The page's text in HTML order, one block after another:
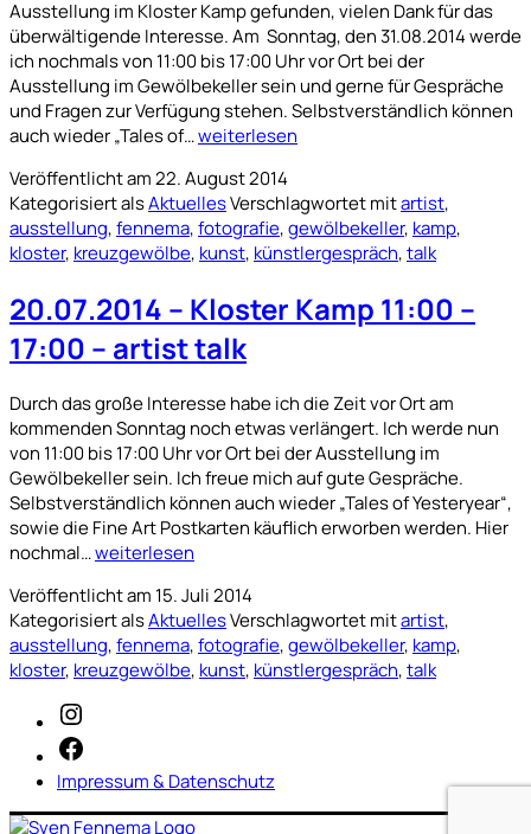
Ausstellung im Kloster Kamp gefunden, vielen Dank für das
überwältigende Interesse. Am Sonntag, den 31.08.2014 werde
ich nochmals von 11:00 bis 17:00 Uhr vor Ort bei der
Ausstellung im Gewölbekeller sein und gerne für Gespräche
und Fragen zur Verfügung stehen. Selbstverständlich können
auch wieder „Tales of…31.08.2014
Kloster
Kamp
11:00
–
–
artist
talk
weiterlesen
Veröffentlicht am22. August 2014
Kategorisiert alsAktuellesVerschlagwortet mitartist,
ausstellung,fennema,fotografie,gewölbekeller, kamp,
kloster, kreuzgewölbe, kunst, künstlergespräch,talk
20.07.2014 – Kloster Kamp 11:00 –
17:00 – artist talk
Durch das große Interesse habe ich die Zeit vor Ort am
kommenden Sonntag noch etwas verlängert. Ich werde nun
von 11:00 bis 17:00 Uhr vor Ort bei der Ausstellung im
Gewölbekeller sein. Ich freue mich auf gute Gespräche.
Selbstverständlich können auch wieder „Tales of Yesteryear“,
sowie die Fine Art Postkarten käuflich erworben werden. Hier
nochmal…20.07.2014
Kloster
Kamp
11:00
–
talk
weiterlesen
Veröffentlicht am 15. Juli 2014
Kategorisiert alsAktuellesVerschlagwortet mitartist,
ausstellung,fennema,fotografie,gewölbekeller, kamp,
kloster, kreuzgewölbe, kunst, künstlergespräch,talk
Impressum & Datenschutz